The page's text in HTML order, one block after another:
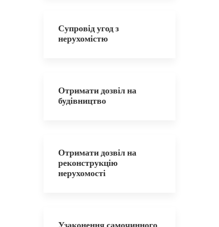
Супровід угод з
нерухомістю
Отримати дозвіл на
будівництво
Отримати дозвіл на
реконструкцію
нерухомості